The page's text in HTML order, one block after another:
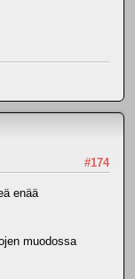
#174
enää
muodossa